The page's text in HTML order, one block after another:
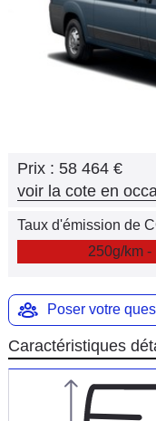
Services
Forum
Prix : 58 464 €
voir la cote en
Taux d'émission de
250g/km -
Poser votre
Caractéristiques